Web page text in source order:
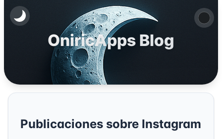
OniricApps Blog
Publicaciones sobre Instagram